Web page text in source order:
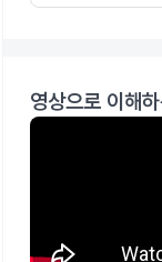
영상으로 이해